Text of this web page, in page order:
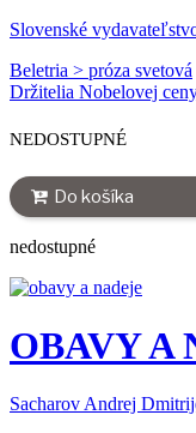
Slovenské
Beletria > próza svetová
Držitelia Nobelovej
NEDOSTUPNÉ
Do košíka
nedostupné
OBAVY A
Sacharov Andrej